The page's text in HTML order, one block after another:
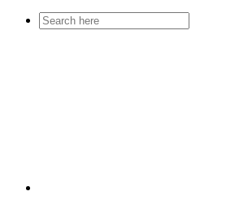
Search
for: